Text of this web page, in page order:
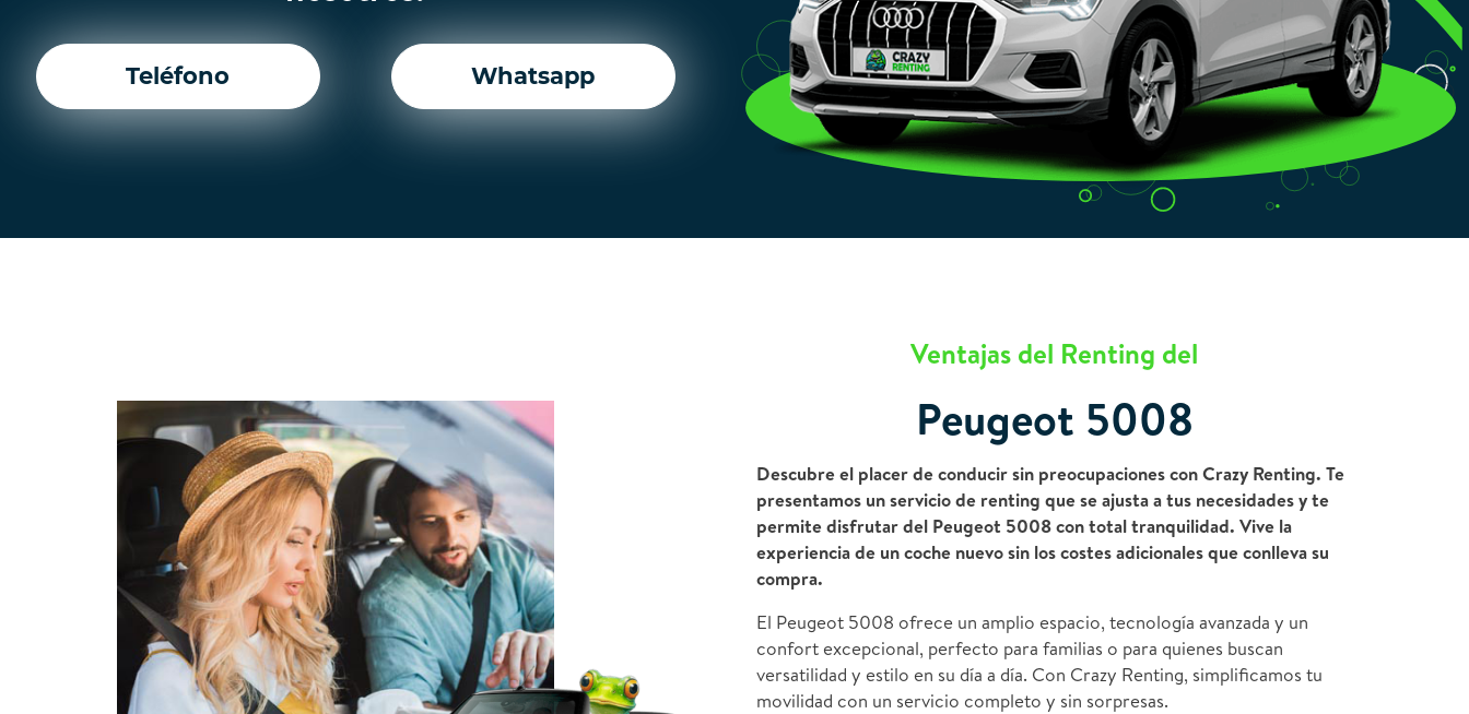
Teléfono Whatsapp
Ventajas del Renting del
Peugeot 5008
Descubre el placer de conducir sin preocupaciones con Crazy Renting. Te
presentamos un servicio de renting que se ajusta a tus necesidades y te
permite disfrutar del Peugeot 5008 con total tranquilidad. Vive la
experiencia de un coche nuevo sin los costes adicionales que conlleva su
compra.
El Peugeot 5008 ofrece un amplio espacio, tecnología avanzada y un
confort excepcional, perfecto para familias o para quienes buscan
versatilidad y estilo en su día a día. Con Crazy Renting, simplificamos tu
movilidad con un servicio completo y sin sorpresas.